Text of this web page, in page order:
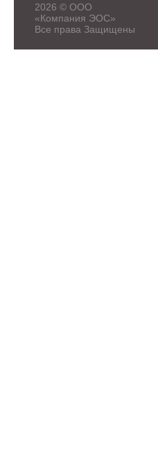
2026 © ООО
«Компания ЭОС»
Все права Защищены